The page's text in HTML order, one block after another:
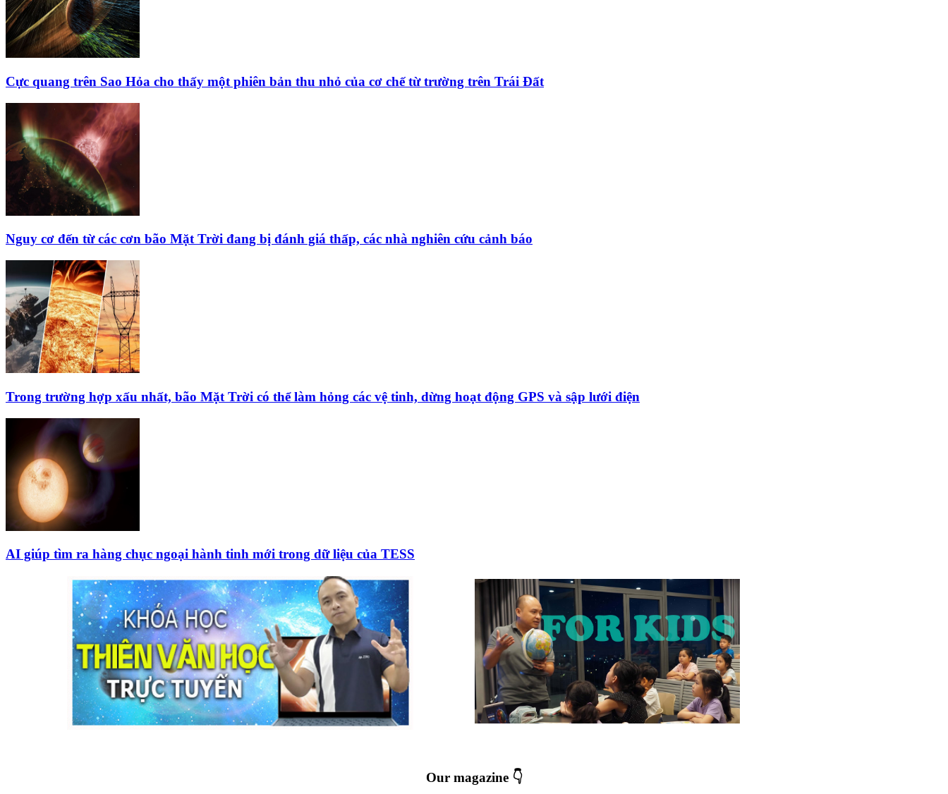
Cực quang trên Sao Hỏa cho thấy một phiên bản thu nhỏ của cơ chế từ trường trên Trái Đất
Nguy cơ đến từ các cơn bão Mặt Trời đang bị đánh giá thấp, các nhà nghiên cứu cảnh báo
Trong trường hợp xấu nhất, bão Mặt Trời có thể làm hỏng các vệ tinh, dừng hoạt động GPS và sập lưới điện
AI giúp tìm ra hàng chục ngoại hành tinh mới trong dữ liệu của TESS
Our magazine 👇